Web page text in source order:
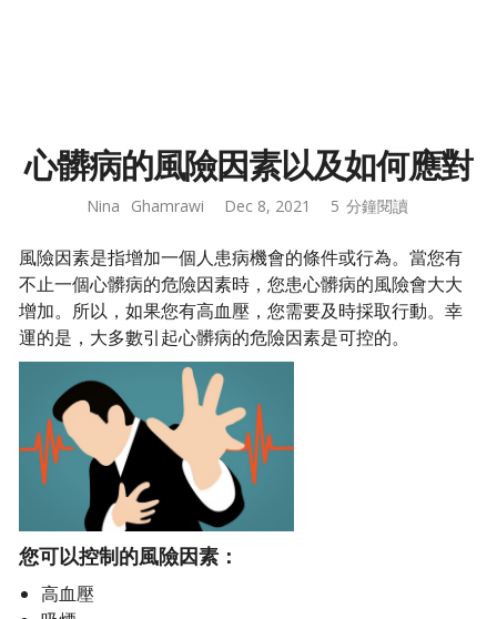
心髒病的風險因素以及如何應對
Nina Ghamrawi Dec 8, 2021 5 分鐘閱讀
風險因素是指增加一個人患病機會的條件或行為。當您有
不止一個心髒病的危險因素時，您患心髒病的風險會大大
增加。所以，如果您有高血壓，您需要及時採取行動。幸
運的是，大多數引起心髒病的危險因素是可控的。
您可以控制的風險因素：
高血壓